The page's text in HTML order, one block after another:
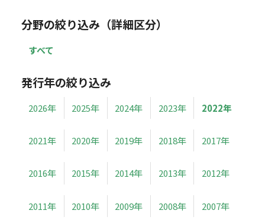
分野の絞り込み（詳細区分）
すべて
発行年の絞り込み
2026年 2025年 2024年 2023年 2022年
2021年 2020年 2019年 2018年 2017年
2016年 2015年 2014年 2013年 2012年
2011年 2010年 2009年 2008年 2007年